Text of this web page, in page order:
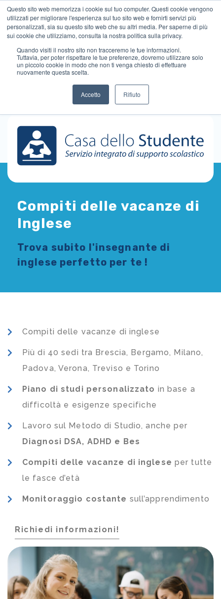
Questo sito web memorizza i cookie sul tuo computer. Questi cookie vengono
utilizzati per migliorare l'esperienza sul tuo sito web e fornirti servizi più
personalizzati, sia su questo sito web che su altri media. Per saperne di più
sui cookie che utilizziamo, consulta la nostra politica sulla privacy.
Quando visiti il ​​nostro sito non tracceremo le tue informazioni.
Tuttavia, per poter rispettare le tue preferenze, dovremo utilizzare solo
un piccolo cookie in modo che non ti venga chiesto di effettuare
nuovamente questa scelta.
Accetto Rifiuto
Compiti delle vacanze di
Inglese
Trova subito l'insegnante di
inglese perfetto per te !
Compiti delle vacanze di inglese
Più di 40 sedi tra Brescia, Bergamo, Milano,
Padova, Verona, Treviso e Torino
Piano di studi personalizzato in base a
difficoltà e esigenze specifiche
Lavoro sul Metodo di Studio, anche per
Diagnosi DSA, ADHD e Bes
Compiti delle vacanze di inglese per tutte
le fasce d’età
Monitoraggio costante sull’apprendimento
Richiedi informazioni!